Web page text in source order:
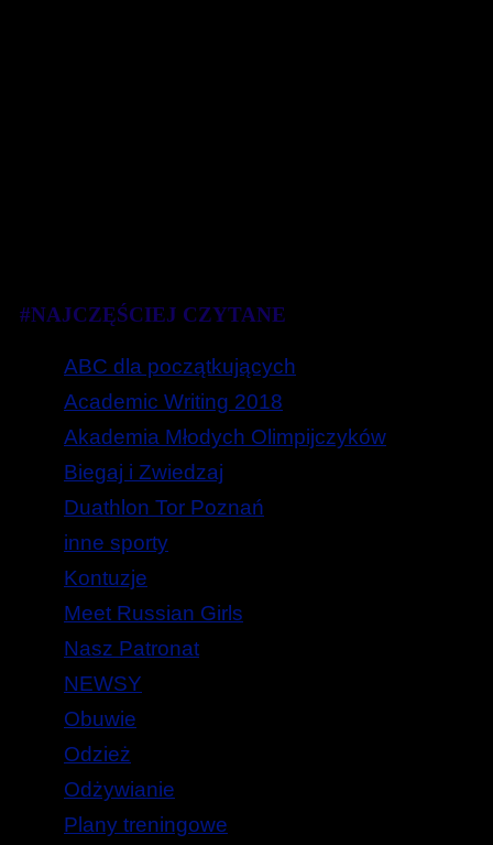
#NAJCZĘŚCIEJ CZYTANE
ABC dla początkujących
Academic Writing 2018
Akademia Młodych Olimpijczyków
Biegaj i Zwiedzaj
Duathlon Tor Poznań
inne sporty
Kontuzje
Meet Russian Girls
Nasz Patronat
NEWSY
Obuwie
Odzież
Odżywianie
Plany treningowe